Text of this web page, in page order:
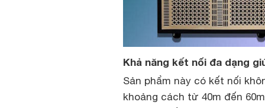
Khả năng kết nối đa dạng
Sản phẩm này có kết nối
khoảng cách từ 40m đến